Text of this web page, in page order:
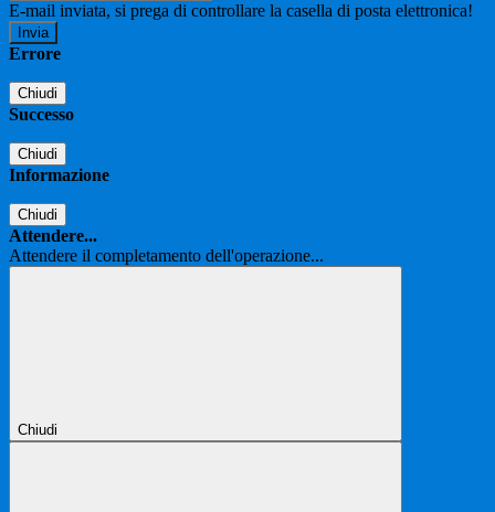
E-mail inviata, si prega di controllare la casella di posta elettronica!
Errore
Chiudi
Successo
Chiudi
Informazione
Chiudi
Attendere...
Attendere il completamento dell'operazione...
Chiudi